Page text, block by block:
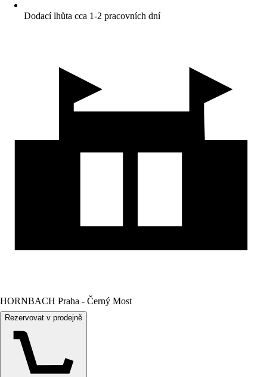
Dodací lhůta cca 1-2 pracovních dní
HORNBACH Praha - Černý Most
Rezervovat v prodejně